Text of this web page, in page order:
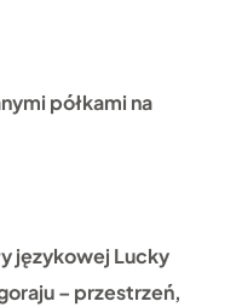
półkami na
językowej Lucky
– przestrzeń,